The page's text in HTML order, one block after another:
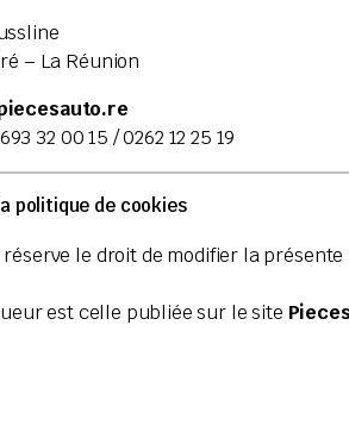
– La Réunion
32 00 15 / 0262 12 25 19
politique de cookies
réserve le droit de modifier la
est celle publiée sur le site